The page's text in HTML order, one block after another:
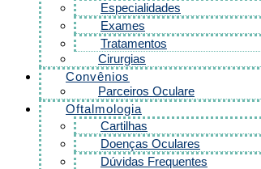
Especialidades
Exames
Tratamentos
Cirurgias
Convênios
Parceiros Oculare
Oftalmologia
Cartilhas
Doenças Oculares
Dúvidas Frequentes